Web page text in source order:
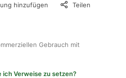
hinzufügen Teilen
Gebrauch mit
ich Verweise zu setzen?